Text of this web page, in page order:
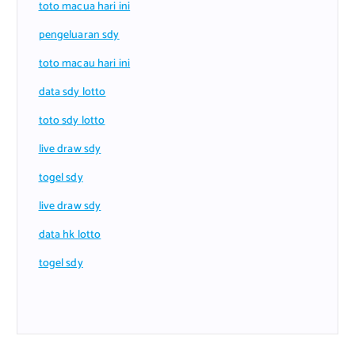
toto macua hari ini
pengeluaran sdy
toto macau hari ini
data sdy lotto
toto sdy lotto
live draw sdy
togel sdy
live draw sdy
data hk lotto
togel sdy